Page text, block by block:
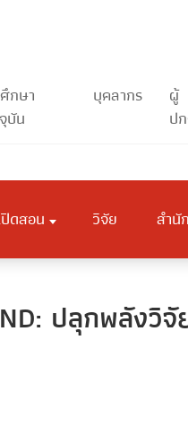
กษา
บัน
บุคลากร
ผู้
ป
ดสอน วิจัย สำนั
ปลุกพลังวิ